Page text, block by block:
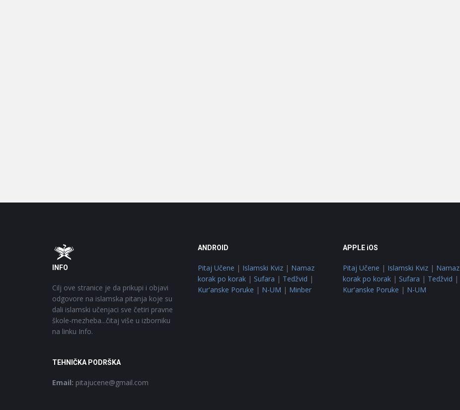
Footer
INFO
Cilj ove stranice je da prikupi i objavi
odgovore na islamska pitanja koje su
dali islamski učenjaci sve četiri pravne
škole-mezheba...čitaj više u izborniku
na linku Info.
TEHNIČKA PODRŠKA
Email: pitajucene@gmail.com
ANDROID
Pitaj Učene | Islamski Kviz| Namaz
korak po korak| Sufara | Tedžvid |
Kur'anske Poruke | N-UM | Minber
APPLE iOS
Pitaj Učene | Islamski Kviz | Namaz
korak po korak | Sufara | Tedžvid |
Kur'anske Poruke | N-UM